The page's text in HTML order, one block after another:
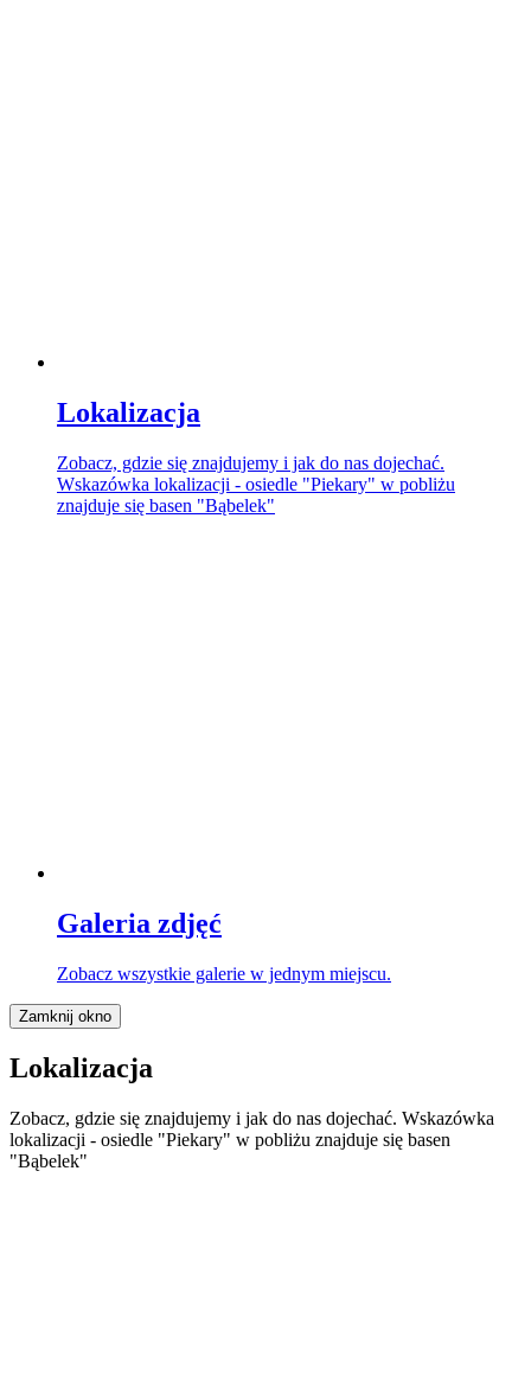
Lokalizacja
Zobacz, gdzie się znajdujemy i jak do nas dojechać.
Wskazówka lokalizacji - osiedle "Piekary" w pobliżu
znajduje się basen "Bąbelek"
Galeria zdjęć
Zobacz wszystkie galerie w jednym miejscu.
Zamknij okno
Lokalizacja
Zobacz, gdzie się znajdujemy i jak do nas dojechać. Wskazówka
lokalizacji - osiedle "Piekary" w pobliżu znajduje się basen
"Bąbelek"